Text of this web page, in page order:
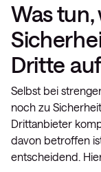
Was
Dritte
Selbst bei
noch zu
Drittanbieter
davon betroffen
entscheidend.